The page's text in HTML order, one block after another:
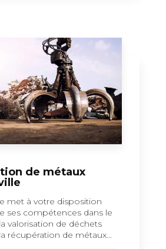
de métaux
met à votre disposition
ses compétences dans le
valorisation de déchets
récupération de métaux...